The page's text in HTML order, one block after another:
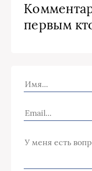
первым